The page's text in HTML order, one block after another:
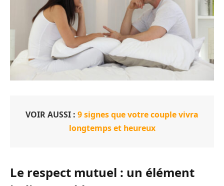
VOIR AUSSI : 9 signes que votre couple vivra
longtemps et heureux
Le respect mutuel : un élément